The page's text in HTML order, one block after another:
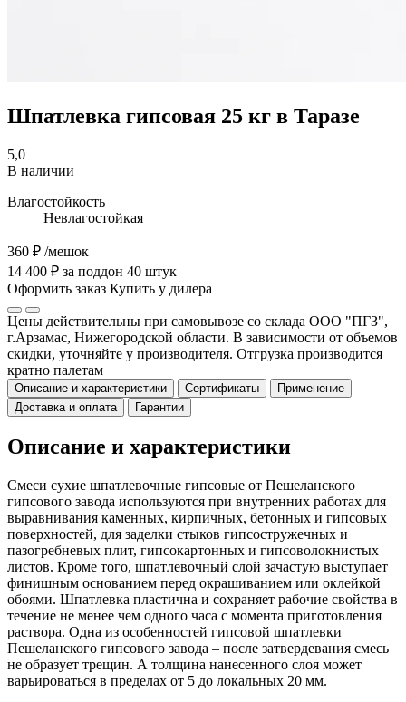
Шпатлевка гипсовая 25 кг в Таразе
5,0
В наличии
Влагостойкость
Невлагостойкая
360 ₽ /мешок
14 400 ₽ за поддон 40 штук
Оформить заказ Купить у дилера
Цены действительны при самовывозе со склада ООО "ПГЗ",
г.Арзамас, Нижегородской области. В зависимости от объемов
скидки, уточняйте у производителя. Отгрузка производится
кратно палетам
Описание и характеристики Сертификаты
Применение
Доставка и оплата
Гарантии
Описание и характеристики
Смеси сухие шпатлевочные гипсовые от Пешеланского
гипсового завода используются при внутренних работах для
выравнивания каменных, кирпичных, бетонных и гипсовых
поверхностей, для заделки стыков гипсостружечных и
пазогребневых плит, гипсокартонных и гипсоволокнистых
листов. Кроме того, шпатлевочный слой зачастую выступает
финишным основанием перед окрашиванием или оклейкой
обоями. Шпатлевка пластична и сохраняет рабочие свойства в
течение не менее чем одного часа с момента приготовления
раствора. Одна из особенностей гипсовой шпатлевки
Пешеланского гипсового завода – после затвердевания смесь
не образует трещин. А толщина нанесенного слоя может
варьироваться в пределах от 5 до локальных 20 мм.